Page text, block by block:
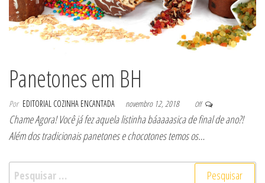
Panetones em BH
Por EDITORIAL COZINHA ENCANTADA novembro 12, 2018 Off
Chame Agora! Você já fez aquela listinha báaaaasica de final de ano?!
Além dos tradicionais panetones e chocotones temos os…
Pesquisar por: